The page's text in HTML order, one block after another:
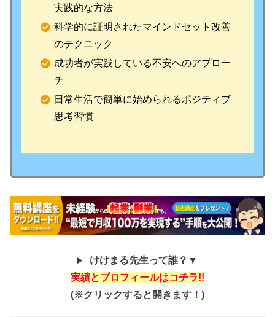
実践的な方法
科学的に証明されたマインドセット改善
のテクニック
成功者が実践している不安へのアプロー
チ
日常生活で簡単に始められるポジティブ
思考習慣
けけまる先生って誰？▼
実績とプロフィールはコチラ!!
(※クリックすると開きます！)